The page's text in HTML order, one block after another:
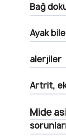
Bağ
Ayak
alerjiler
Artrit,
Mide